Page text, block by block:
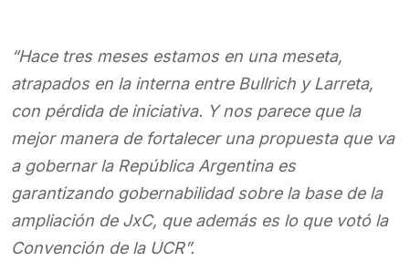
“Hace tres meses estamos en una meseta,
atrapados en la interna entre Bullrich y Larreta,
con pérdida de iniciativa. Y nos parece que la
mejor manera de fortalecer una propuesta que va
a gobernar la República Argentina es
garantizando gobernabilidad sobre la base de la
ampliación de JxC, que además es lo que votó la
Convención de la UCR”.